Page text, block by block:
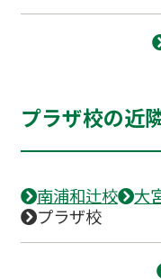
プラザ校の近
南浦和辻校 大
プラザ校